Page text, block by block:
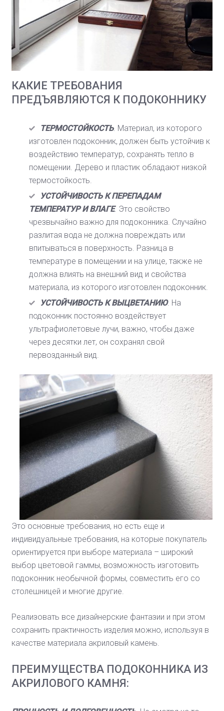
КАКИЕ ТРЕБОВАНИЯ
ПРЕДЪЯВЛЯЮТСЯ К ПОДОКОННИКУ
ТЕРМОСТОЙКОСТЬ. Материал, из которого
изготовлен подоконник, должен быть устойчив к
воздействию температур, сохранять тепло в
помещении. Дерево и пластик обладают низкой
термостойкость.
УСТОЙЧИВОСТЬ К ПЕРЕПАДАМ
ТЕМПЕРАТУР И ВЛАГЕ. Это свойство
чрезвычайно важно для подоконника. Случайно
разлитая вода не должна повреждать или
впитываться в поверхность. Разница в
температуре в помещении и на улице, также не
должна влиять на внешний вид и свойства
материала, из которого изготовлен подоконник.
УСТОЙЧИВОСТЬ К ВЫЦВЕТАНИЮ. На
подоконник постоянно воздействует
ультрафиолетовые лучи, важно, чтобы даже
через десятки лет, он сохранял свой
первозданный вид.
Это основные требования, но есть еще и
индивидуальные требования, на которые покупатель
ориентируется при выборе материала – широкий
выбор цветовой гаммы, возможность изготовить
подоконник необычной формы, совместить его со
столешницей и многие другие.
Реализовать все дизайнерские фантазии и при этом
сохранить практичность изделия можно, используя в
качестве материала акриловый камень.
ПРЕИМУЩЕСТВА ПОДОКОННИКА ИЗ
АКРИЛОВОГО КАМНЯ: